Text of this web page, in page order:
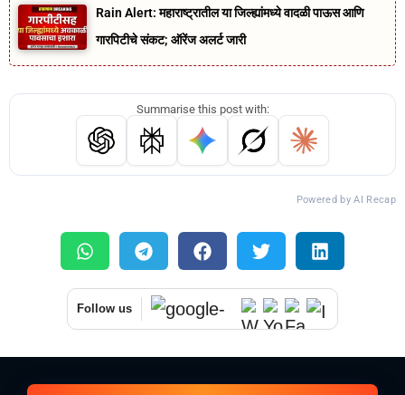
Rain Alert: महाराष्ट्रातील या जिल्ह्यांमध्ये वादळी पाऊस आणि
गारपिटीचे संकट; ऑरेंज अलर्ट जारी
Summarise this post with:
Powered by AI Recap
Follow us